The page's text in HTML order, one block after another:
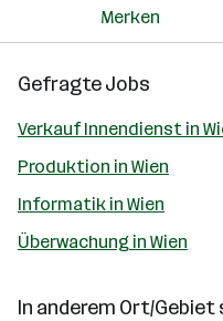
Merken
Gefragte Jobs
Verkauf Innendienst in
Produktion in Wien
Informatik in Wien
Überwachung in Wien
In anderem Ort/Gebiet